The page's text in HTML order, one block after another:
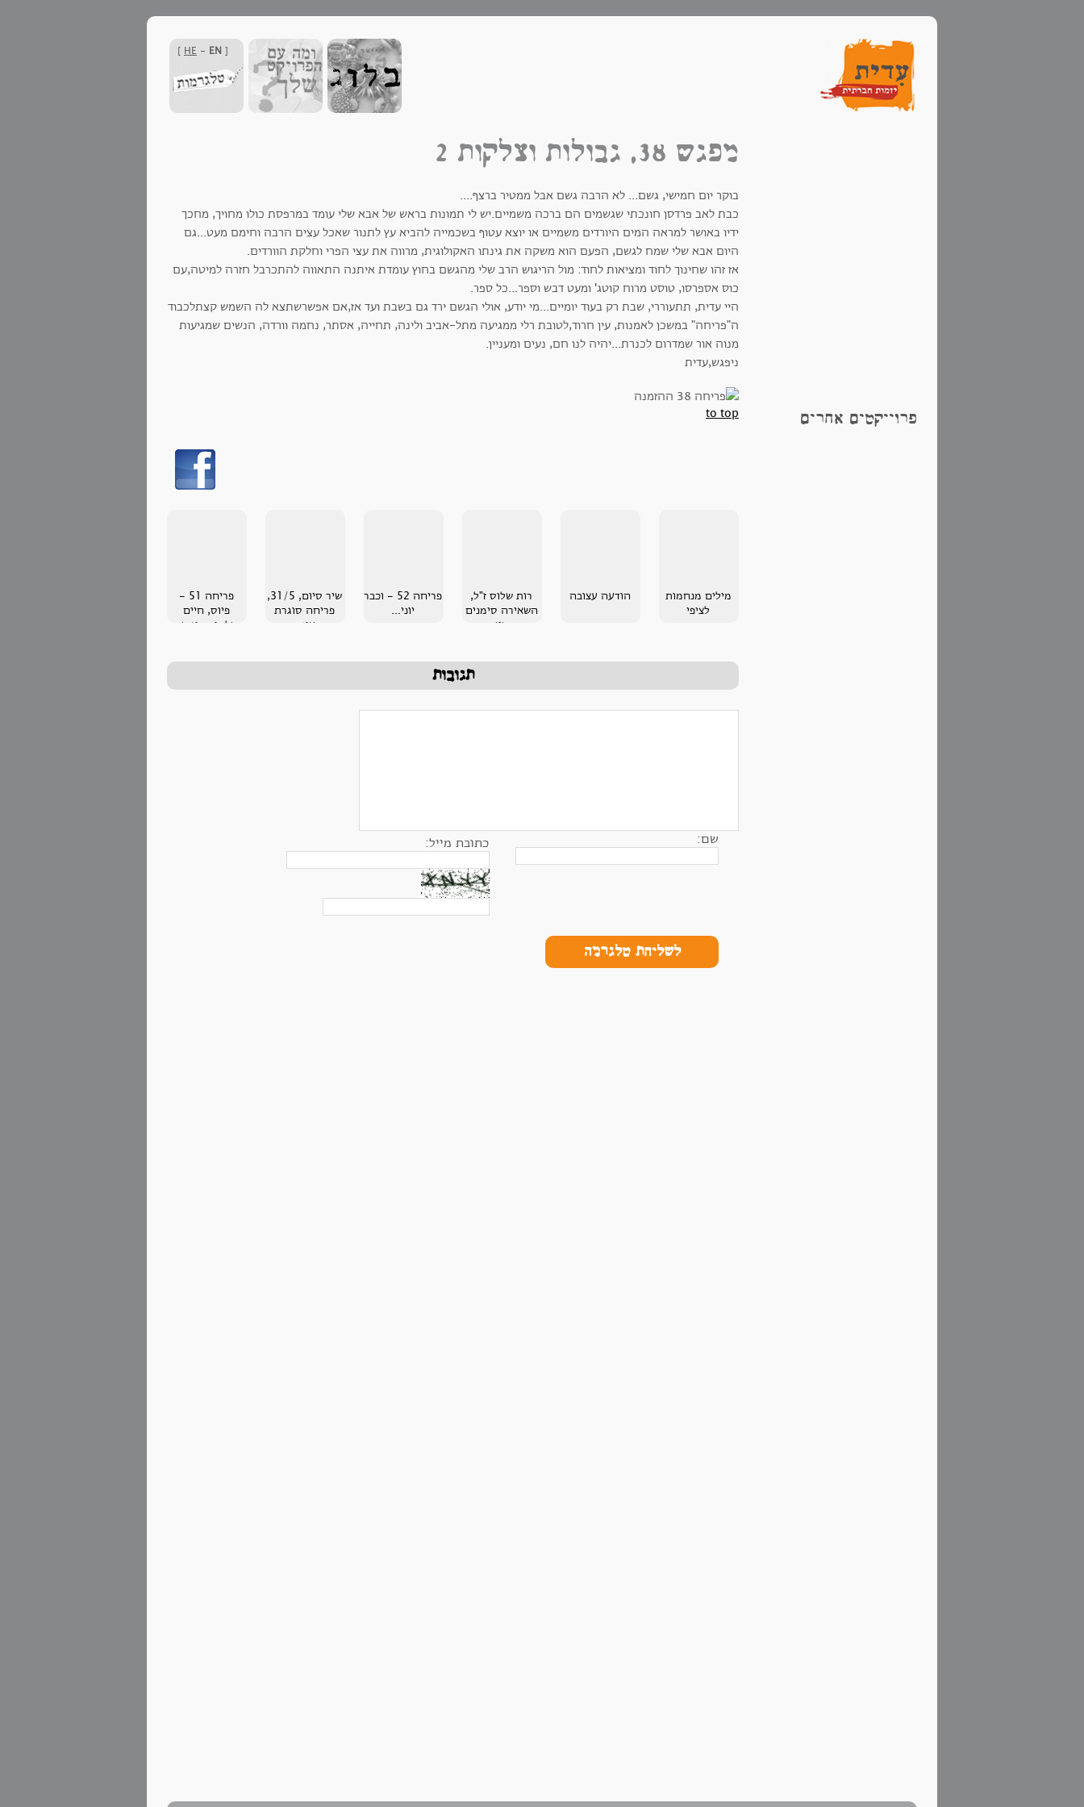
[
HE - EN
]
פרוייקטים אחרים
מפגש 38, גבולות וצלקות 2
בוקר יום חמישי, גשם... לא הרבה גשם אבל ממטיר ברצף....
כבת לאב פרדסן חונכתי שגשמים הם ברכה משמיים.יש לי תמונות בראש של אבא שלי עומד במרפסת כולו מחויך, מחכך
ידיו באושר למראה המים היורדים משמיים או יוצא עטוף בשכמייה להביא עץ לתנור שאכל עצים הרבה וחימם מעט...גם
היום אבא שלי שמח לגשם, הפעם הוא משקה את גינתו האקולוגית, מרווה את עצי הפרי וחלקת הוורדים.
אז זהו שחינוך לחוד ומציאות לחוד: מול הריגוש הרב שלי מהגשם בחוץ עומדת איתנה התאווה להתכרבל חזרה למיטה,עם
כוס אספרסו, טוסט מרוח קוטג' ומעט דבש וספר...כל ספר.
היי עדית, תתעוררי, שבת רק בעוד יומיים...מי יודע, אולי הגשם ירד גם בשבת ועד אז,אם אפשרשתצא לה השמש קצתלכבוד
ה"פריחה" במשכן לאמנות, עין חרוד,לטובת רלי ממגיעה מתל-אביב ולינה, תחייה, אסתר, נחמה וורדה, הנשים שמגיעות
מנוה אור שמדרום לכנרת...יהיה לנו חם, נעים ומעניין.
ניפגש,עדית
to top
מילים מנחמות
לציפי
הודעה עצובה
רות שלוס ז"ל,
השאירה סימנים
בשטח
פריחה 52 - וכבר
יוני...
שיר סיום, 31/5,
פריחה סוגרת
עונה
פריחה 51 -
פיוס, חיים
שלמים בין שם
תגובות
שם: כתובת מייל:
לשליחת טלגרמה